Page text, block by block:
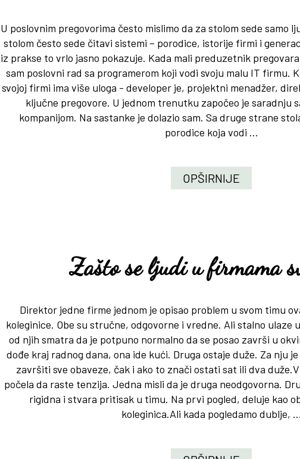
U poslovnim pregovorima često mislimo da za stolom sede samo
stolom često sede čitavi sistemi – porodice, istorije firmi i
iz prakse to vrlo jasno pokazuje. Kada mali preduzetnik
sam poslovni rad sa programerom koji vodi svoju malu IT firmu.
svojoj firmi ima više uloga - developer je, projektni menadžer,
ključne pregovore. U jednom trenutku započeo je saradnju
kompanijom. Na sastanke je dolazio sam. Sa druge strane
porodice koja vodi ...
OPŠIRNIJE
Zašto se ljudi u firmama
Direktor jedne firme jednom je opisao problem u svom timu
koleginice. Obe su stručne, odgovorne i vredne. Ali stalno ulaze
od njih smatra da je potpuno normalno da se posao završi u
dođe kraj radnog dana, ona ide kući. Druga ostaje duže. Za nju
završiti sve obaveze, čak i ako to znači ostati sat ili dva
počela da raste tenzija. Jedna misli da je druga neodgovorna.
rigidna i stvara pritisak u timu. Na prvi pogled, deluje kao
koleginica.Ali kada pogledamo dublje, ...